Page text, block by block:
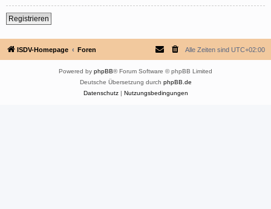
Registrieren
ISDV-Homepage Foren Alle Zeiten sind UTC+02:00
Powered by phpBB® Forum Software © phpBB Limited
Deutsche Übersetzung durch phpBB.de
Datenschutz| Nutzungsbedingungen